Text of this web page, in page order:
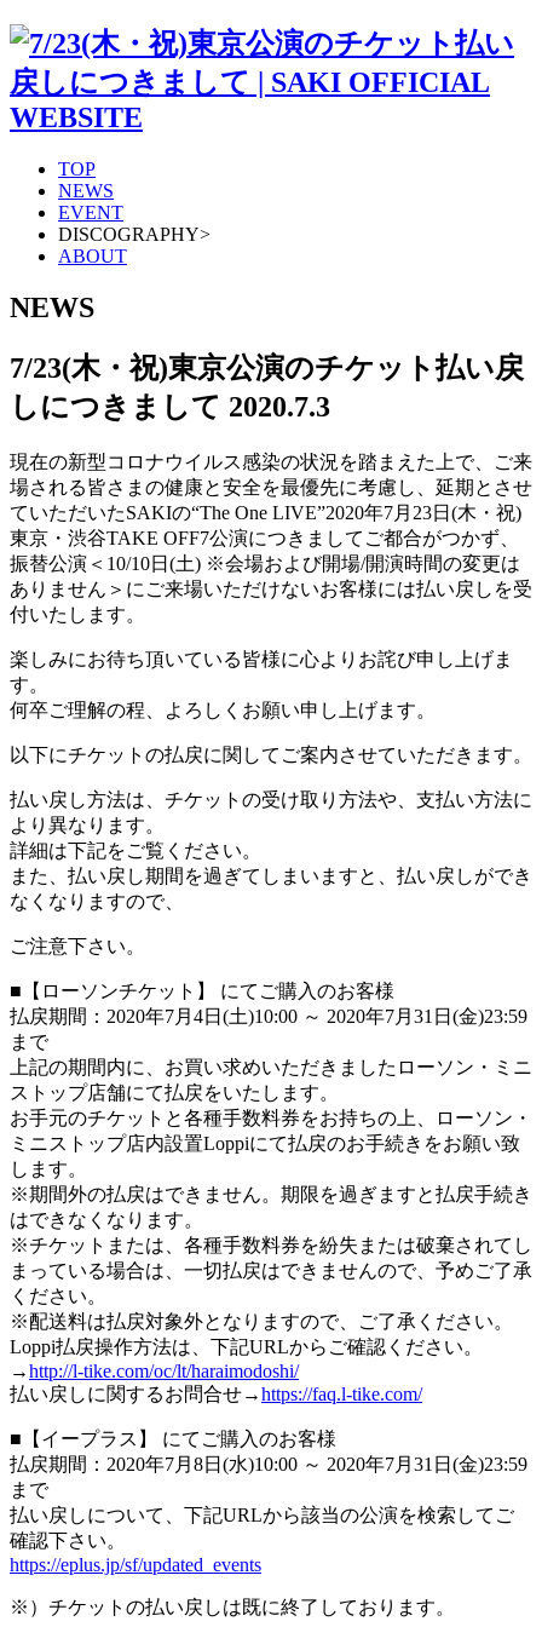
TOP
NEWS
EVENT
DISCOGRAPHY>
ABOUT
NEWS
7/23(木・祝)東京公演のチケット払い戻
しにつきまして 2020.7.3
現在の新型コロナウイルス感染の状況を踏まえた上で、ご来
場される皆さまの健康と安全を最優先に考慮し、延期とさせ
ていただいたSAKIの“The One LIVE”2020年7月23日(木・祝)
東京・渋谷TAKE OFF7公演につきましてご都合がつかず、
振替公演＜10/10日(土) ※会場および開場/開演時間の変更は
ありません＞にご来場いただけないお客様には払い戻しを受
付いたします。
楽しみにお待ち頂いている皆様に心よりお詫び申し上げま
す。
何卒ご理解の程、よろしくお願い申し上げます。
以下にチケットの払戻に関してご案内させていただきます。
払い戻し方法は、チケットの受け取り方法や、支払い方法に
より異なります。
詳細は下記をご覧ください。
また、払い戻し期間を過ぎてしまいますと、払い戻しができ
なくなりますので、
ご注意下さい。
■【ローソンチケット】 にてご購入のお客様
払戻期間：2020年7月4日(土)10:00 ～ 2020年7月31日(金)23:59
まで
上記の期間内に、お買い求めいただきましたローソン・ミニ
ストップ店舗にて払戻をいたします。
お手元のチケットと各種手数料券をお持ちの上、ローソン・
ミニストップ店内設置Loppiにて払戻のお手続きをお願い致
します。
※期間外の払戻はできません。期限を過ぎますと払戻手続き
はできなくなります。
※チケットまたは、各種手数料券を紛失または破棄されてし
まっている場合は、一切払戻はできませんので、予めご了承
ください。
※配送料は払戻対象外となりますので、ご了承ください。
Loppi払戻操作方法は、下記URLからご確認ください。
→http://l-tike.com/oc/lt/haraimodoshi/
払い戻しに関するお問合せ→https://faq.l-tike.com/
■【イープラス】 にてご購入のお客様
払戻期間：2020年7月8日(水)10:00 ～ 2020年7月31日(金)23:59
まで
払い戻しについて、下記URLから該当の公演を検索してご
確認下さい。
https://eplus.jp/sf/updated_events
※）チケットの払い戻しは既に終了しております。